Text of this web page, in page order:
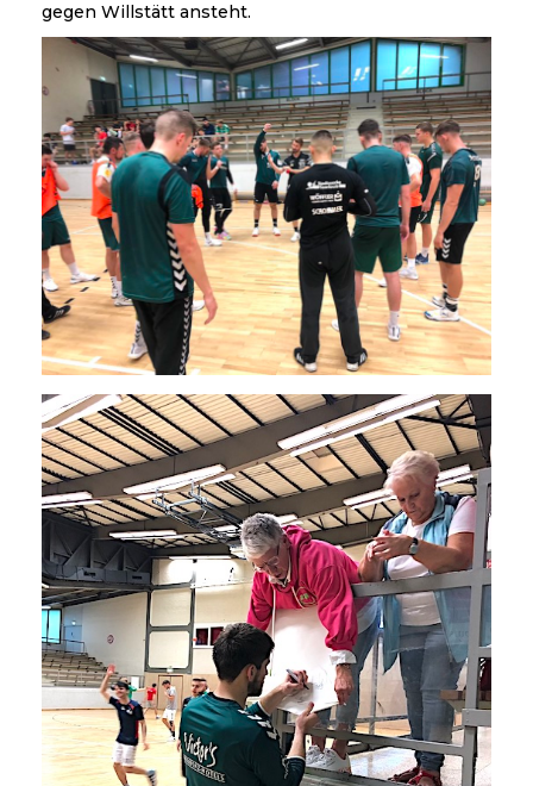
gegen Willstätt ansteht.